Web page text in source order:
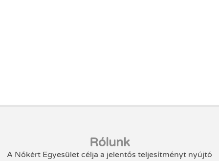
Rólunk
A Nőkért Egyesület célja a jelentős teljesítményt nyújtó